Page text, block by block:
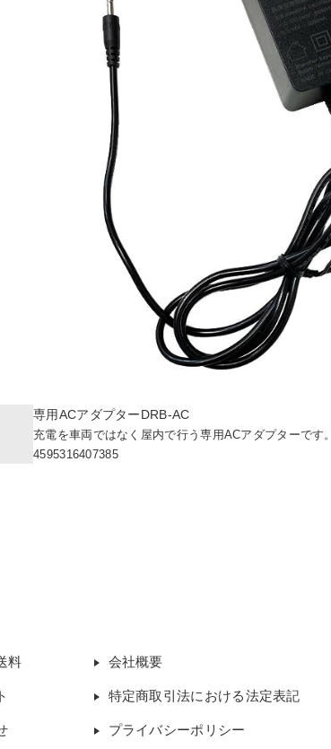
専用ACアダプターDRB-AC
充電を車両ではなく屋内で行う専用ACアダプターです。
4595316407385
料 会社概要
特定商取引法における法定表記
プライバシーポリシー